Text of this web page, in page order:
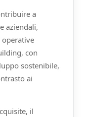
a
aziendali,
operative
con
sostenibile,
ai
il